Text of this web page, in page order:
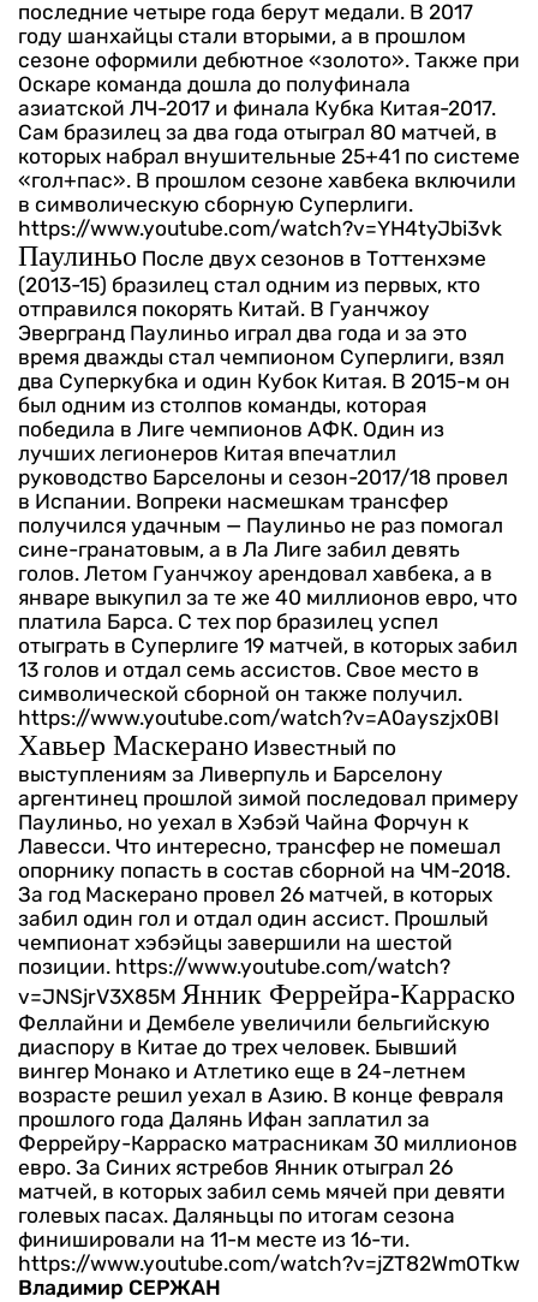
последние четыре года берут медали. В 2017
году шанхайцы стали вторыми, а в прошлом
сезоне оформили дебютное «золото». Также при
Оскаре команда дошла до полуфинала
азиатской ЛЧ-2017 и финала Кубка Китая-2017.
Сам бразилец за два года отыграл 80 матчей, в
которых набрал внушительные 25+41 по системе
«гол+пас». В прошлом сезоне хавбека включили
в символическую сборную Суперлиги.
https://www.youtube.com/watch?v=YH4tyJbi3vk
Паулиньо После двух сезонов в Тоттенхэме
(2013-15) бразилец стал одним из первых, кто
отправился покорять Китай. В Гуанчжоу
Эвергранд Паулиньо играл два года и за это
время дважды стал чемпионом Суперлиги, взял
два Суперкубка и один Кубок Китая. В 2015-м он
был одним из столпов команды, которая
победила в Лиге чемпионов АФК. Один из
лучших легионеров Китая впечатлил
руководство Барселоны и сезон-2017/18 провел
в Испании. Вопреки насмешкам трансфер
получился удачным — Паулиньо не раз помогал
сине-гранатовым, а в Ла Лиге забил девять
голов. Летом Гуанчжоу арендовал хавбека, а в
январе выкупил за те же 40 миллионов евро, что
платила Барса. С тех пор бразилец успел
отыграть в Суперлиге 19 матчей, в которых забил
13 голов и отдал семь ассистов. Свое место в
символической сборной он также получил.
https://www.youtube.com/watch?v=A0ayszjx0BI
Хавьер Маскерано Известный по
выступлениям за Ливерпуль и Барселону
аргентинец прошлой зимой последовал примеру
Паулиньо, но уехал в Хэбэй Чайна Форчун к
Лавесси. Что интересно, трансфер не помешал
опорнику попасть в состав сборной на ЧМ-2018.
За год Маскерано провел 26 матчей, в которых
забил один гол и отдал один ассист. Прошлый
чемпионат хэбэйцы завершили на шестой
позиции. https://www.youtube.com/watch?
v=JNSjrV3X85M Янник Феррейра-Карраско
Феллайни и Дембеле увеличили бельгийскую
диаспору в Китае до трех человек. Бывший
вингер Монако и Атлетико еще в 24-летнем
возрасте решил уехал в Азию. В конце февраля
прошлого года Далянь Ифан заплатил за
Феррейру-Карраско матрасникам 30 миллионов
евро. За Синих ястребов Янник отыграл 26
матчей, в которых забил семь мячей при девяти
голевых пасах. Даляньцы по итогам сезона
финишировали на 11-м месте из 16-ти.
https://www.youtube.com/watch?v=jZT82WmOTkw
Владимир СЕРЖАН